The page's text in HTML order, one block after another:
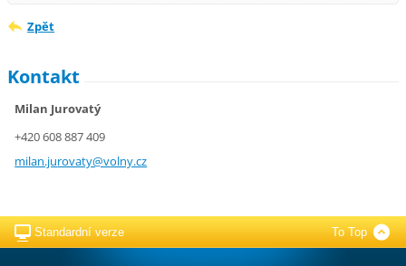
Zpět
Kontakt
Milan Jurovatý
+420 608 887 409
milan.jurovaty@volny.cz
Standardní verze To Top